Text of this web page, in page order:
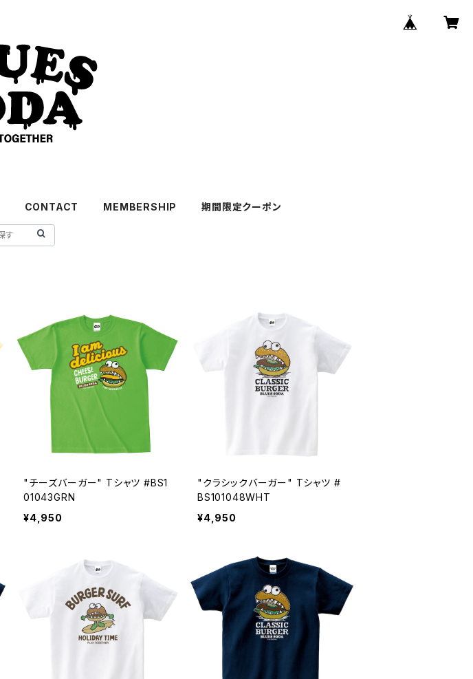
CONTACT MEMBERSHIP 期間限定クーポン
"チーズバーガー" Tシャツ #BS1
01043GRN
¥4,950
"クラシックバーガー" Tシャツ #
BS101048WHT
¥4,950